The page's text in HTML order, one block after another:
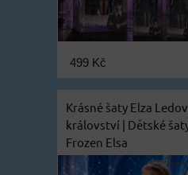
499 Kč
Krásné šaty Elza
království | Dětské
Frozen Elsa